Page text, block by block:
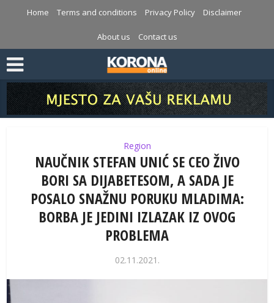
Home Terms and conditions Privacy Policy Disclaimer
About us Contact us
Region
NAUČNIK STEFAN UNIĆ SE CEO ŽIVO
BORI SA DIJABETESOM, A SADA JE
POSALO SNAŽNU PORUKU MLADIMA:
BORBA JE JEDINI IZLAZAK IZ OVOG
PROBLEMA
02.11.2021.